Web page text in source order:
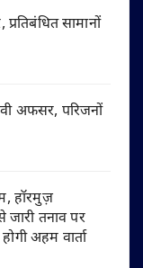
सामानों
अफसर, परिजनों
हॉरमुज़
तनाव पर
अहम वार्ता